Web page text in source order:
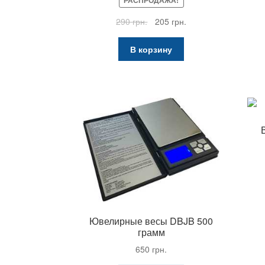
290грн.
Первоначальная
составляла
290 грн..
205 грн.Текущая
В корзину
Ювелирные весы DBJB 500
грамм
650 грн.